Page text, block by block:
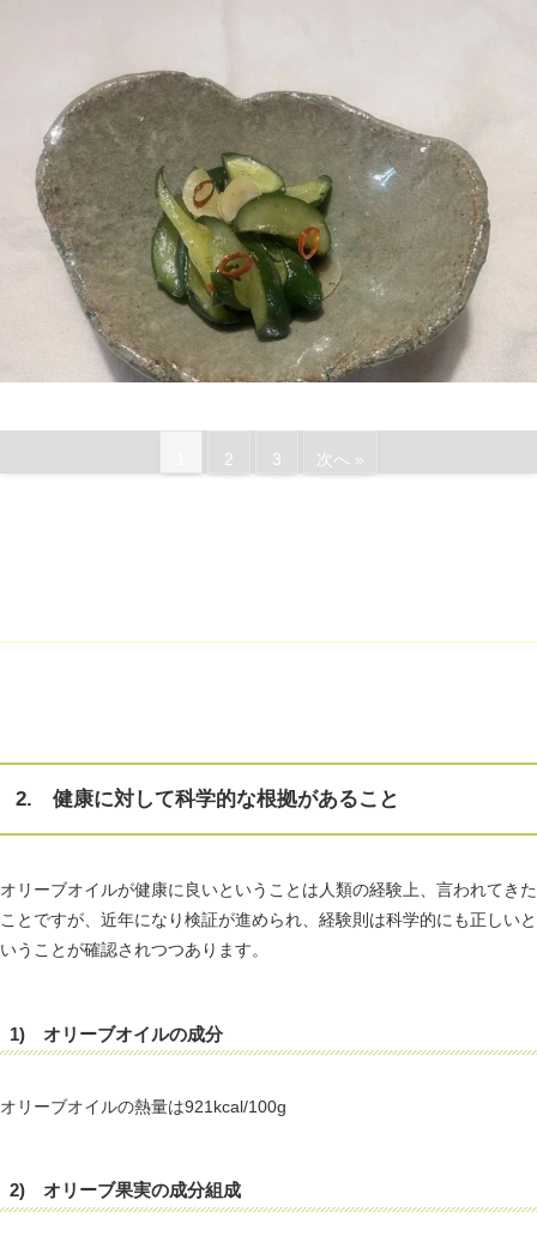
2 3 次へ »
2. 健康に対して科学的な根拠があること
オリーブオイルが健康に良いということは人類の経験上、言われてきた
ことですが、近年になり検証が進められ、経験則は科学的にも正しいと
いうことが確認されつつあります。
1) オリーブオイルの成分
オリーブオイルの熱量は921kcal/100g
2) オリーブ果実の成分組成